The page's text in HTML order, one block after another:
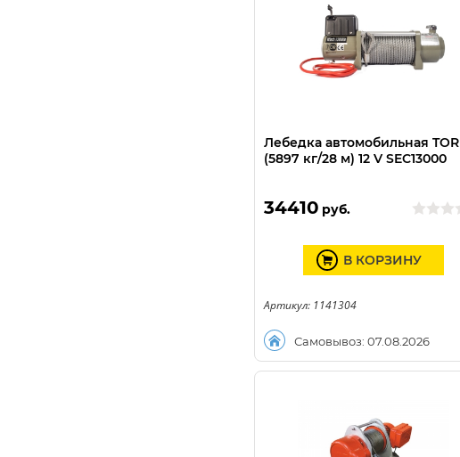
Лебедка автомобильная TOR
(5897 кг/28 м) 12 V SEC13000
34410 руб.
Самовывоз: 07.08.2026
В КОРЗИНУ
Артикул: 1141304